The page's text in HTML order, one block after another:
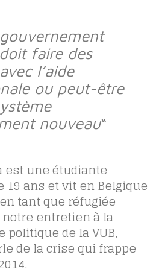
faire des
l’aide
ou peut-être
nouveau“
est une étudiante
19 ans et vit en Belgique
tant que réfugiée
entretien à la
politique de la VUB,
de la crise qui frappe